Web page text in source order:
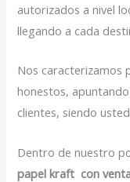
autorizados a nivel
llegando a cada
Nos caracterizamos
honestos,
clientes, siendo
Dentro de nuestro
papel kraft con